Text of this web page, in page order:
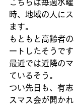
こちらは毎週水
時、地域の人に
ます。
もともと高齢者
ートしたそうです
最近では近隣の
ているそう。
つい先日も、有
スマス会が開か